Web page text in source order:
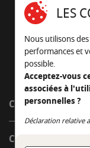
CÔTÉ OUTDOOR
CÔTÉ INDOOR
LES
Nous utilisons
performances et
possible.
Acceptez-vous
associées à
personnelles ?
Déclaration relative